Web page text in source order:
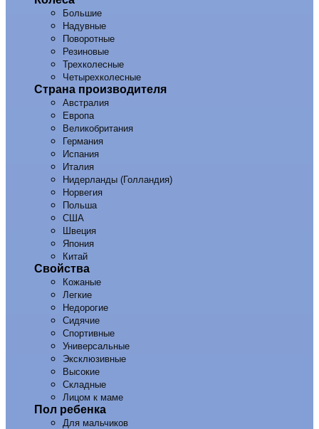
Большие
Надувные
Поворотные
Резиновые
Трехколесные
Четырехколесные
Страна производителя
Австралия
Европа
Великобритания
Германия
Испания
Италия
Нидерланды (Голландия)
Норвегия
Польша
США
Швеция
Япония
Китай
Свойства
Кожаные
Легкие
Недорогие
Сидячие
Спортивные
Универсальные
Эксклюзивные
Высокие
Складные
Лицом к маме
Пол ребенка
Для мальчиков